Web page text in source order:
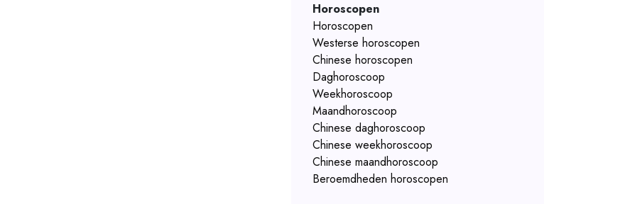
Horoscopen
Horoscopen
Westerse horoscopen
Chinese horoscopen
Daghoroscoop
Weekhoroscoop
Maandhoroscoop
Chinese daghoroscoop
Chinese weekhoroscoop
Chinese maandhoroscoop
Beroemdheden horoscopen